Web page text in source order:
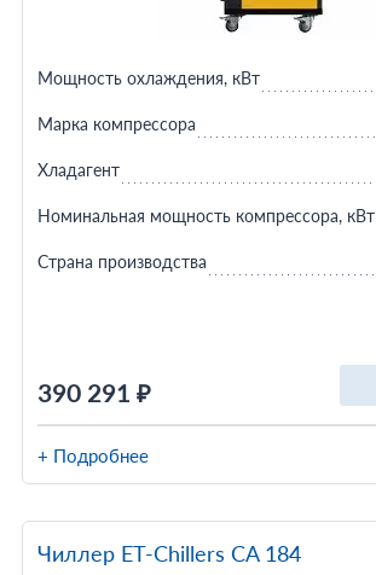
390 291 ₽
Мощность охлаждения, кВт
Марка компрессора
Хладагент
Номинальная мощность компрессора, кВт
Страна производства
+ Подробнее
Чиллер ET-Chillers CA 184